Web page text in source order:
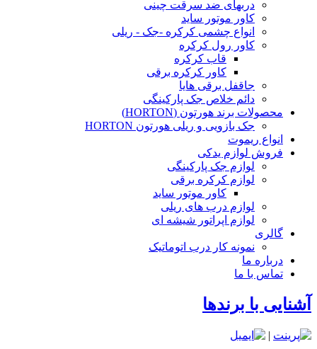
دربهای ضد سرقت چینی
کاور موتور ساید
انواع چشمی کرکره -جک - ریلی
کاور رول کرکره
قاب کرکره
کاور کرکره برقی
جاقفل برقی هایا
دائم خلاص جک پارکینگی
محصولات برند هورتون (HORTON)
جک بازویی و ریلی هورتون HORTON
انواع ریموت
فروش لوازم یدکی
لوازم جک پارکینگی
لوازم کرکره برقی
کاور موتور ساید
لوازم درب های ریلی
لوازم اپراتور شیشه ای
گالری
نمونه کار درب اتوماتیک
درباره ما
تماس با ما
آشنایی با برندها
|